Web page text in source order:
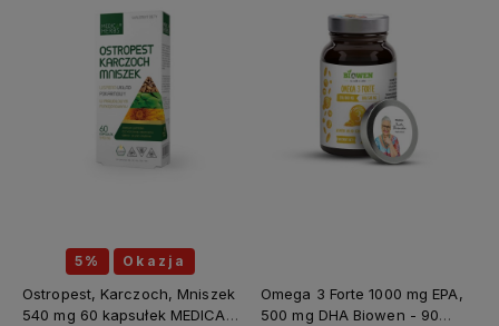
5% Okazja
Ostropest, Karczoch, Mniszek
540 mg 60 kapsułek MEDICA
Omega 3 Forte 1000 mg EPA,
500 mg DHA Biowen - 90